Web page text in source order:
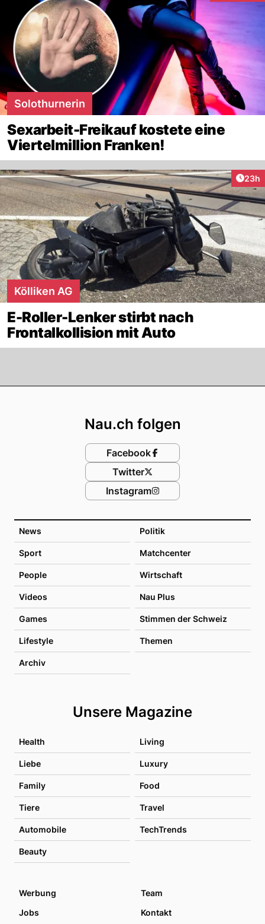
Solothurnerin
Sexarbeit-Freikauf kostete eine
Viertelmillion Franken!
23h
Kölliken AG
E-Roller-Lenker stirbt nach
Frontalkollision mit Auto
News Politik
Sport Matchcenter
People Wirtschaft
Videos Nau Plus
Games Stimmen der Schweiz
Lifestyle Themen
Archiv
Unsere Magazine
Health Living
Liebe Luxury
Family Food
Tiere Travel
Automobile TechTrends
Beauty
Nau.ch folgen
Facebook
Twitter
Instagram
Werbung
Team
Jobs
Kontakt